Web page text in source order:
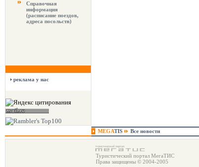
Справочная
информация
(расписание поездов,
адреса посольств)
реклама у нас
MEGATIS Все новости
Туристический портал МегаТИС
Права защищены © 2004-2005